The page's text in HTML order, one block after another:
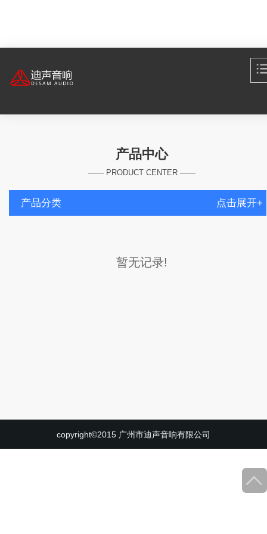
产品中心
—— PRODUCT CENTER ——
产品分类 点击展开+
暂无记录!
copyright©2015 广州市迪声音响有限公司